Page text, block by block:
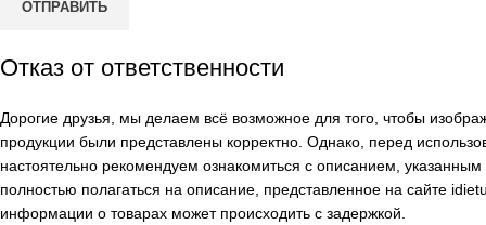
Отказ от ответственности
Дорогие друзья, мы делаем всё возможное для того, чтобы
продукции были представлены корректно. Однако, перед
настоятельно рекомендуем ознакомиться с описанием, указанным
полностью полагаться на описание, представленное на сайте
информации о товарах может происходить с задержкой.